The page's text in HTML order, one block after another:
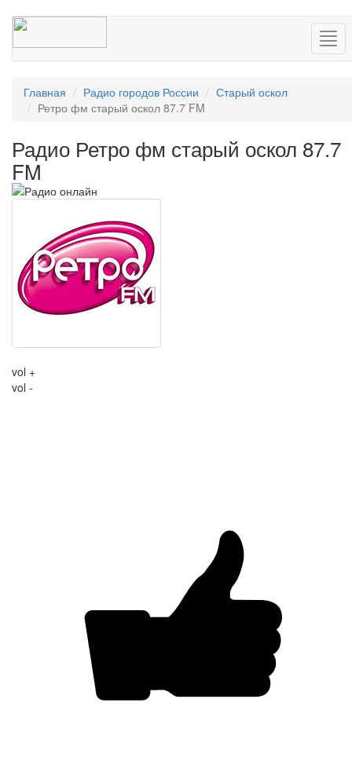
Главная Радио городов России
Старый оскол
Ретро фм старый оскол 87.7 FM
Радио Ретро фм старый оскол 87.7
FM
vol +
vol -